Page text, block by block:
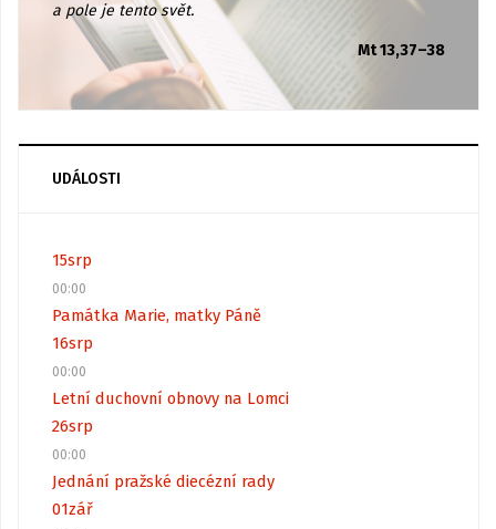
a pole je tento svět.
Mt 13,37–38
UDÁLOSTI
15srp
00:00
Památka Marie, matky Páně
16srp
00:00
Letní duchovní obnovy na Lomci
26srp
00:00
Jednání pražské diecézní rady
01zář